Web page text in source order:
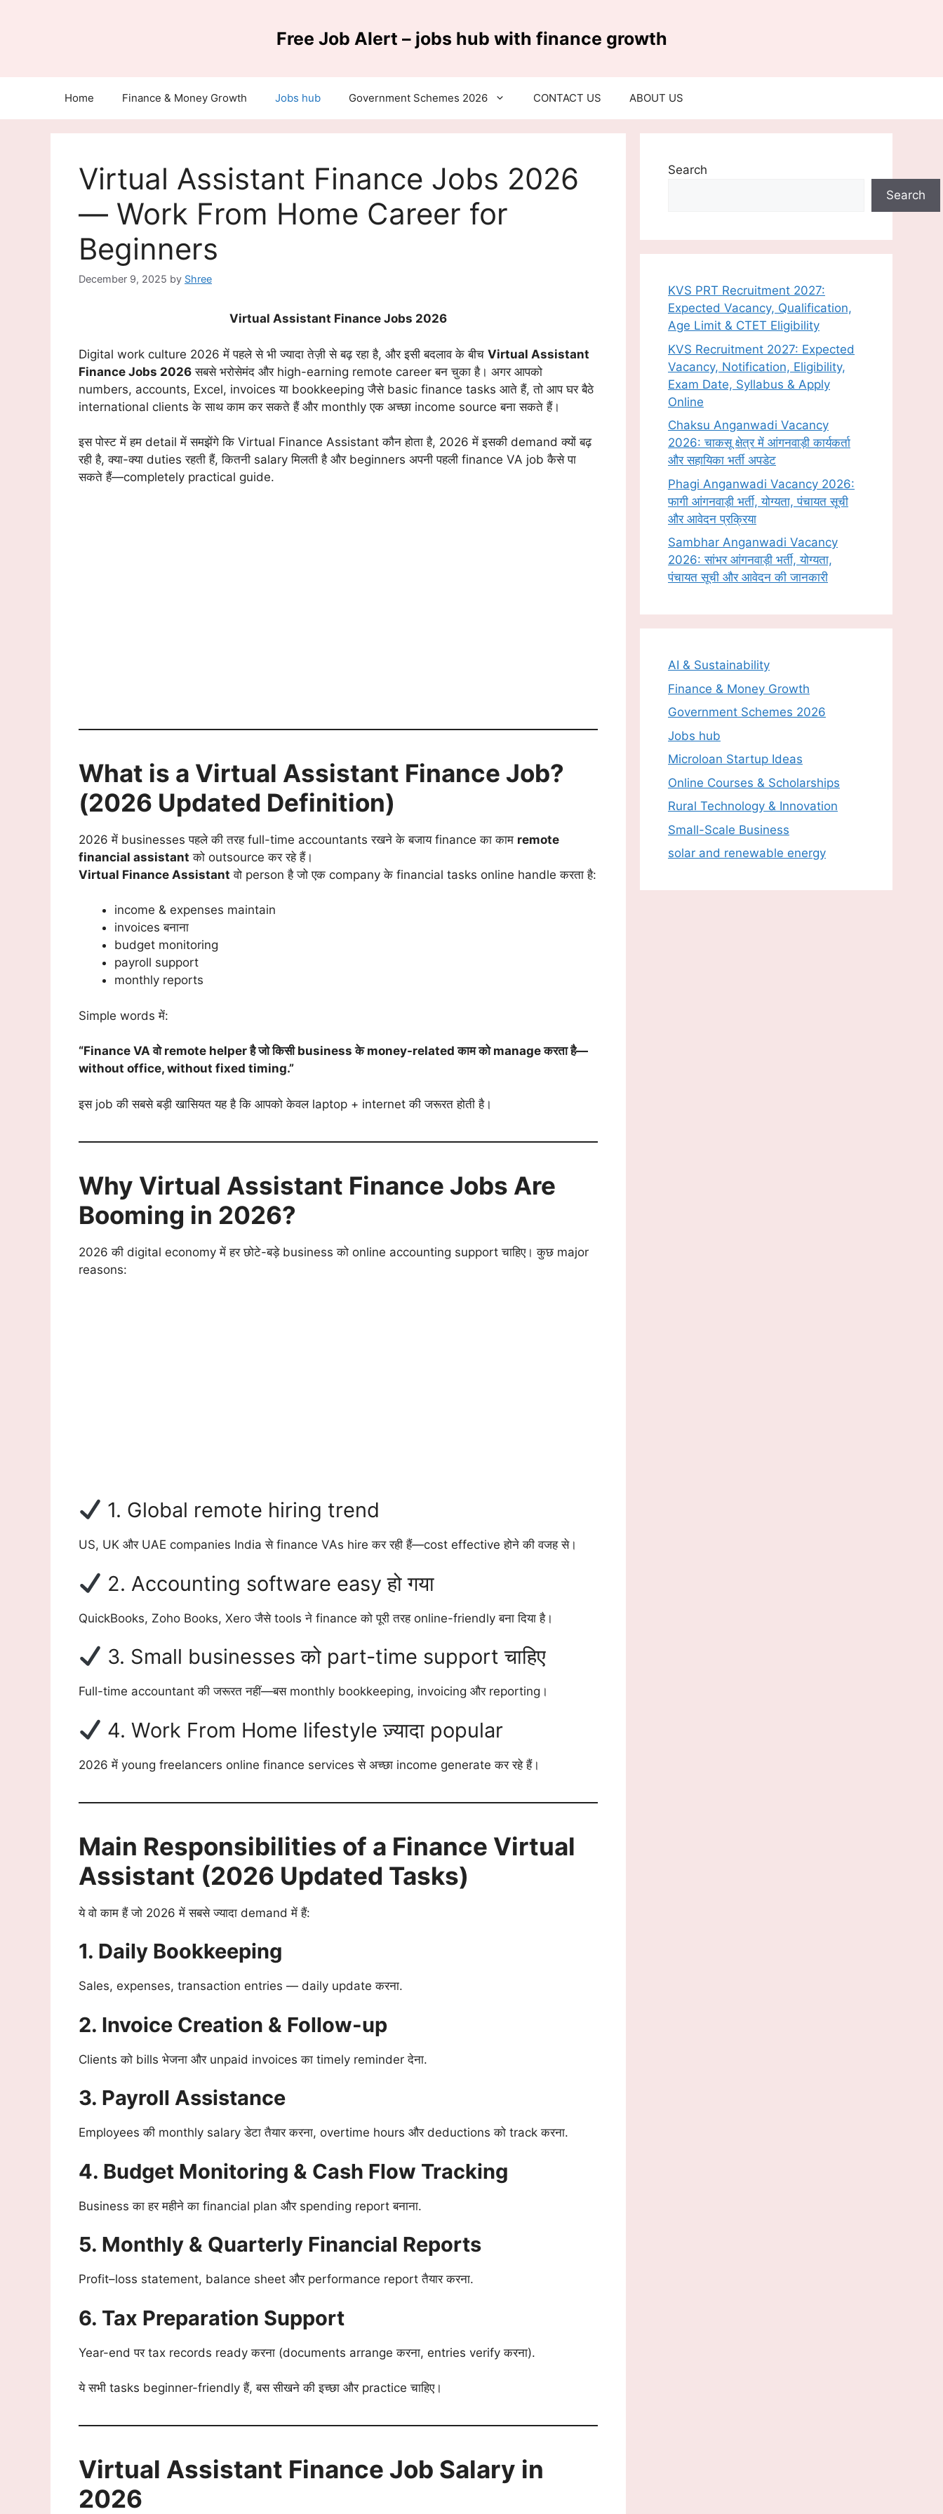
Free Job Alert – jobs hub with finance growth
Home Finance & Money Growth Jobs hub Government Schemes 2026 CONTACT US ABOUT US
Virtual Assistant Finance Jobs 2026
— Work From Home Career for
Beginners
December 9, 2025 by Shree
Virtual Assistant Finance Jobs 2026
Digital work culture 2026 में पहले से भी ज्यादा तेज़ी से बढ़ रहा है, और इसी बदलाव के बीच Virtual Assistant
Finance Jobs 2026 सबसे भरोसेमंद और high-earning remote career बन चुका है। अगर आपको
numbers, accounts, Excel, invoices या bookkeeping जैसे basic finance tasks आते हैं, तो आप घर बैठे
international clients के साथ काम कर सकते हैं और monthly एक अच्छा income source बना सकते हैं।
इस पोस्ट में हम detail में समझेंगे कि Virtual Finance Assistant कौन होता है, 2026 में इसकी demand क्यों बढ़
रही है, क्या-क्या duties रहती हैं, कितनी salary मिलती है और beginners अपनी पहली finance VA job कैसे पा
सकते हैं—completely practical guide.
What is a Virtual Assistant Finance Job?
(2026 Updated Definition)
2026 में businesses पहले की तरह full-time accountants रखने के बजाय finance का काम remote
financial assistant को outsource कर रहे हैं।
Virtual Finance Assistant वो person है जो एक company के financial tasks online handle करता है:
income & expenses maintain
invoices बनाना
budget monitoring
payroll support
monthly reports
Simple words में:
“Finance VA वो remote helper है जो किसी business के money-related काम को manage करता है—
without office, without fixed timing.”
इस job की सबसे बड़ी खासियत यह है कि आपको केवल laptop + internet की जरूरत होती है।
Why Virtual Assistant Finance Jobs Are
Booming in 2026?
2026 की digital economy में हर छोटे-बड़े business को online accounting support चाहिए। कुछ major
reasons:
1. Global remote hiring trend
US, UK और UAE companies India से finance VAs hire कर रही हैं—cost effective होने की वजह से।
2. Accounting software easy हो गया
QuickBooks, Zoho Books, Xero जैसे tools ने finance को पूरी तरह online-friendly बना दिया है।
3. Small businesses को part-time support चाहिए
Full-time accountant की जरूरत नहीं—बस monthly bookkeeping, invoicing और reporting।
4. Work From Home lifestyle ज़्यादा popular
2026 में young freelancers online finance services से अच्छा income generate कर रहे हैं।
Main Responsibilities of a Finance Virtual
Assistant (2026 Updated Tasks)
ये वो काम हैं जो 2026 में सबसे ज्यादा demand में हैं:
1. Daily Bookkeeping
Sales, expenses, transaction entries — daily update करना.
2. Invoice Creation & Follow-up
Clients को bills भेजना और unpaid invoices का timely reminder देना.
3. Payroll Assistance
Employees की monthly salary डेटा तैयार करना, overtime hours और deductions को track करना.
4. Budget Monitoring & Cash Flow Tracking
Business का हर महीने का financial plan और spending report बनाना.
5. Monthly & Quarterly Financial Reports
Profit–loss statement, balance sheet और performance report तैयार करना.
6. Tax Preparation Support
Year-end पर tax records ready करना (documents arrange करना, entries verify करना).
ये सभी tasks beginner-friendly हैं, बस सीखने की इच्छा और practice चाहिए।
Virtual Assistant Finance Job Salary in
2026
Search
Search
KVS PRT Recruitment 2027:
Expected Vacancy, Qualification,
Age Limit & CTET Eligibility
KVS Recruitment 2027: Expected
Vacancy, Notification, Eligibility,
Exam Date, Syllabus & Apply
Online
Chaksu Anganwadi Vacancy
2026: चाकसू क्षेत्र में आंगनवाड़ी कार्यकर्ता
और सहायिका भर्ती अपडेट
Phagi Anganwadi Vacancy 2026:
फागी आंगनवाड़ी भर्ती, योग्यता, पंचायत सूची
और आवेदन प्रक्रिया
Sambhar Anganwadi Vacancy
2026: सांभर आंगनवाड़ी भर्ती, योग्यता,
पंचायत सूची और आवेदन की जानकारी
AI & Sustainability
Finance & Money Growth
Government Schemes 2026
Jobs hub
Microloan Startup Ideas
Online Courses & Scholarships
Rural Technology & Innovation
Small-Scale Business
solar and renewable energy